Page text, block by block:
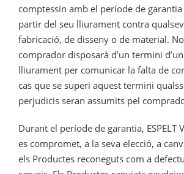
comptessin amb el període de
partir del seu lliurament contra
fabricació, de disseny o de material.
comprador disposarà d’un termini
lliurament per comunicar la falta de
cas que se superi aquest termini
perjudicis seran assumits pel
Durant el període de garantia, ESPELT
es compromet, a la seva elecció, a
els Productes reconeguts com a